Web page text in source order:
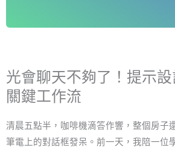
光會聊天不夠了！提示
關鍵工作流
清晨五點半，咖啡機滴答作響，整個房子
筆電上的對話框發呆。前一天，我陪一位